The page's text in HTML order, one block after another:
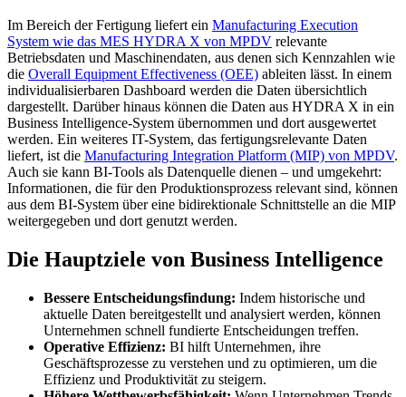
Im Bereich der Fertigung liefert ein Manufacturing Execution
System wie das MES HYDRA X von MPDV relevante
Betriebsdaten und Maschinendaten, aus denen sich Kennzahlen wie
die Overall Equipment Effectiveness (OEE) ableiten lässt. In einem
individualisierbaren Dashboard werden die Daten übersichtlich
dargestellt. Darüber hinaus können die Daten aus HYDRA X in ein
Business Intelligence-System übernommen und dort ausgewertet
werden. Ein weiteres IT-System, das fertigungsrelevante Daten
liefert, ist die Manufacturing Integration Platform (MIP) von MPDV.
Auch sie kann BI-Tools als Datenquelle dienen – und umgekehrt:
Informationen, die für den Produktionsprozess relevant sind, können
aus dem BI-System über eine bidirektionale Schnittstelle an die MIP
weitergegeben und dort genutzt werden.
Die Hauptziele von Business Intelligence
Bessere Entscheidungsfindung: Indem historische und
aktuelle Daten bereitgestellt und analysiert werden, können
Unternehmen schnell fundierte Entscheidungen treffen.
Operative Effizienz: BI hilft Unternehmen, ihre
Geschäftsprozesse zu verstehen und zu optimieren, um die
Effizienz und Produktivität zu steigern.